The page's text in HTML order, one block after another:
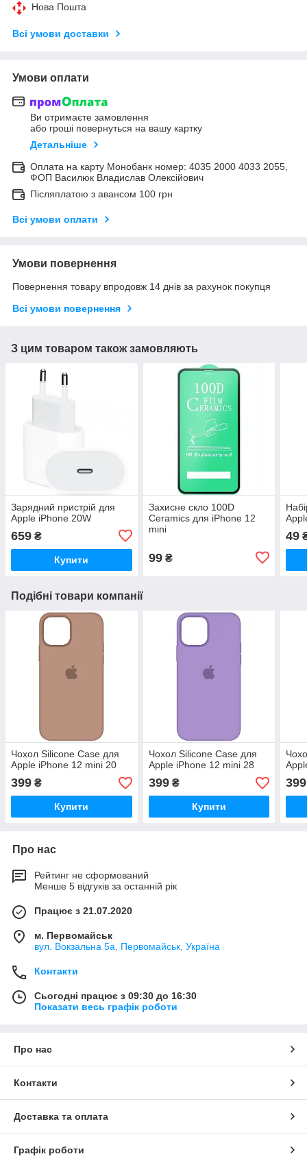
Нова Пошта
Всі умови доставки
Умови оплати
Ви отримаєте замовлення
або гроші повернуться на вашу картку
Детальніше
Оплата на карту Монобанк номер: 4035 2000 4033 2055,
ФОП Василюк Владислав Олексійович
Післяплатою з авансом 100 грн
Всі умови оплати
Умови повернення
Повернення товару впродовж 14 днів за рахунок покупця
Всі умови повернення
З цим товаром також замовляють
Зарядний пристрій для
Apple iPhone 20W
659 ₴
Купити
Захисне скло 100D
Ceramics для iPhone 12
mini
99₴
49
Подібні товари компанії
Чохол Silicone Case для
Apple iPhone 12 mini 20
399 ₴
Купити
Чохол Silicone Case для
Apple iPhone 12 mini 28
399₴
Купити
399
Про нас
Рейтинг не сформований
Менше 5 відгуків за останній рік
Працює з 21.07.2020
м. Первомайськ
вул. Вокзальна 5а, Первомайськ, Україна
Контакти
Сьогодні працює з 09:30 до 16:30
Показати весь графік роботи
Про нас
Контакти
Доставка та оплата
Графік роботи